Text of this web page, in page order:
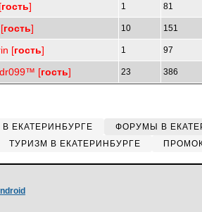
гость] 1 81
гость] 10 151
[гость] 1 97
[гость] 23 386
В ЕКАТЕРИНБУРГЕ ФОРУМЫ В
ТУРИЗМ В ЕКАТЕРИНБУРГЕ